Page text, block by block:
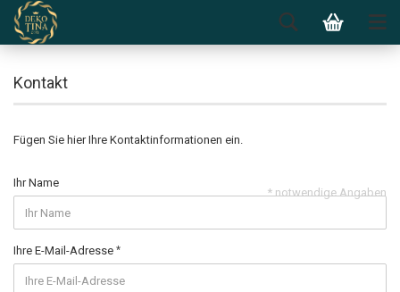
Kontakt
Fügen Sie hier Ihre Kontaktinformationen ein.
Ihr Name
Ihre E-Mail-Adresse
* notwendige Angaben